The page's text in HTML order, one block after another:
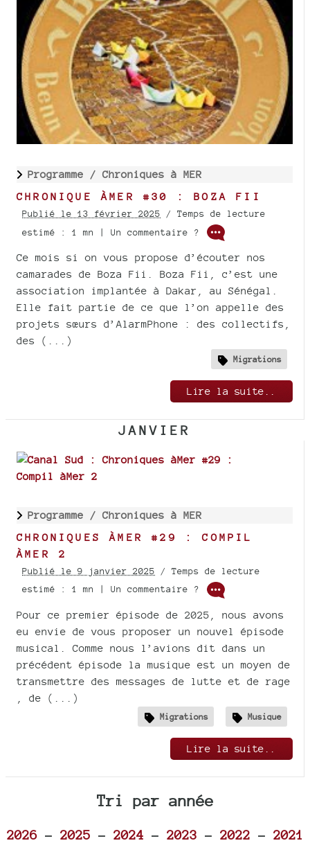
Programme / Chroniques à MER
CHRONIQUE ÀMER #30 : BOZA FII
Publié le 13 février 2025 / Temps de lecture
estimé : 1 mn | Un commentaire ?
Ce mois si on vous propose d’écouter nos
camarades de Boza Fii. Boza Fii, c’est une
association implantée à Dakar, au Sénégal.
Elle fait partie de ce que l’on appelle des
projets sœurs d’AlarmPhone : des collectifs,
des (...)
Migrations
Lire la suite..
JANVIER
Programme / Chroniques à MER
CHRONIQUES ÀMER #29 : COMPIL
ÀMER 2
Publié le 9 janvier 2025 / Temps de lecture
estimé : 1 mn | Un commentaire ?
Pour ce premier épisode de 2025, nous avons
eu envie de vous proposer un nouvel épisode
musical. Comme nous l’avions dit dans un
précédent épisode la musique est un moyen de
transmettre des messages de lutte et de rage
, de (...)
Migrations Musique
Lire la suite..
Tri par année
2026- 2025 - 2024 - 2023 - 2022 - 2021